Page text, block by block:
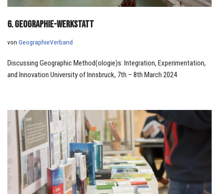
6. Geographie-Werkstatt
von GeographieVerband
Discussing Geographic Method(ologie)s: Integration, Experimentation,
and Innovation University of Innsbruck, 7th – 8th March 2024